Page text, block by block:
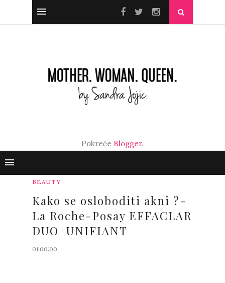
Pokreće Blogger.
BEAUTY
Kako se osloboditi akni ?-
La Roche-Posay EFFACLAR
DUO+UNIFIANT
01:00:00